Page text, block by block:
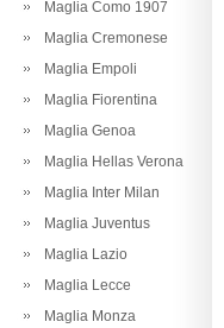
Maglia Como 1907
Maglia Cremonese
Maglia Empoli
Maglia Fiorentina
Maglia Genoa
Maglia Hellas Verona
Maglia Inter Milan
Maglia Juventus
Maglia Lazio
Maglia Lecce
Maglia Monza